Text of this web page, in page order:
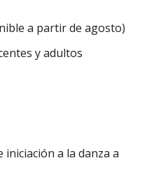
a partir de agosto)
y adultos
a la danza a